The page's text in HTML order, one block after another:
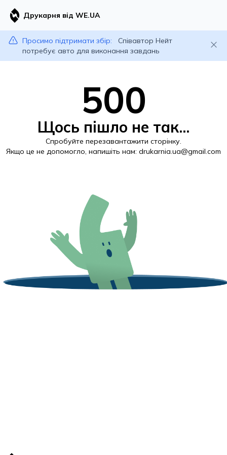
Друкарня від WE.UA
Просимо підтримати збір:
Співавтор Нейт
потребує авто для виконання завдань
500
Щось пішло не так...
Спробуйте перезавантажити сторінку.
Якщо це не допомогло, напишіть нам: drukarnia.ua@gmail.com